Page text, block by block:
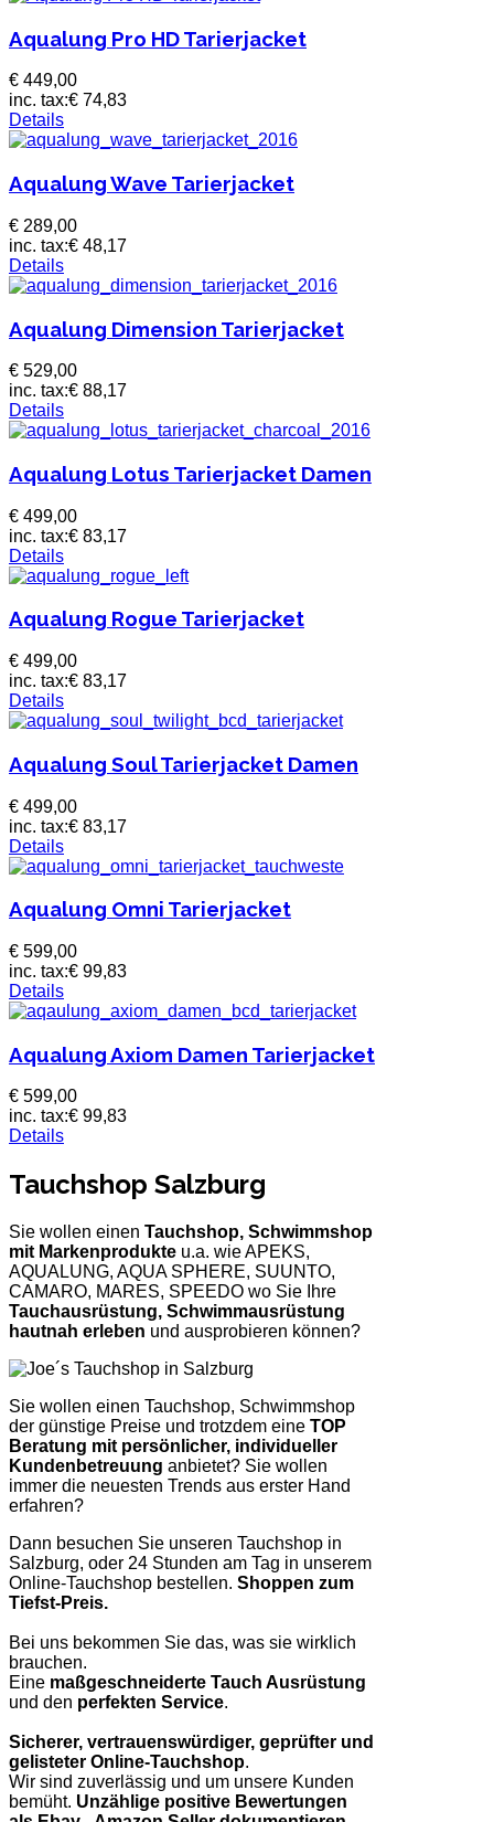
Aqualung Pro HD Tarierjacket
€ 449,00
inc. tax:€ 74,83
Details
Aqualung Wave Tarierjacket
€ 289,00
inc. tax:€ 48,17
Details
Aqualung Dimension Tarierjacket
€ 529,00
inc. tax:€ 88,17
Details
Aqualung Lotus Tarierjacket Damen
€ 499,00
inc. tax:€ 83,17
Details
Aqualung Rogue Tarierjacket
€ 499,00
inc. tax:€ 83,17
Details
Aqualung Soul Tarierjacket Damen
€ 499,00
inc. tax:€ 83,17
Details
Aqualung Omni Tarierjacket
€ 599,00
inc. tax:€ 99,83
Details
Aqualung Axiom Damen Tarierjacket
€ 599,00
inc. tax:€ 99,83
Details
Tauchshop Salzburg
Sie wollen einen Tauchshop, Schwimmshop
mit Markenprodukte u.a. wie APEKS,
AQUALUNG, AQUA SPHERE, SUUNTO,
CAMARO, MARES, SPEEDO wo Sie Ihre
Tauchausrüstung, Schwimmausrüstung
hautnah erleben und ausprobieren können?
Sie wollen einen Tauchshop, Schwimmshop
der günstige Preise und trotzdem eine TOP
Beratung mit persönlicher, individueller
Kundenbetreuung anbietet? Sie wollen
immer die neuesten Trends aus erster Hand
erfahren?
Dann besuchen Sie unseren Tauchshop in
Salzburg, oder 24 Stunden am Tag in unserem
Online-Tauchshop bestellen. Shoppen zum
Tiefst-Preis.
Bei uns bekommen Sie das, was sie wirklich
brauchen.
Eine maßgeschneiderte Tauch Ausrüstung
und den perfekten Service.
Sicherer, vertrauenswürdiger, geprüfter und
gelisteter Online-Tauchshop.
Wir sind zuverlässig und um unsere Kunden
bemüht. Unzählige positive Bewertungen